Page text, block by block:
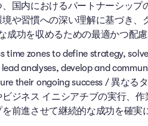
国内におけるパートナーシッ
や習慣への深い理解に基づき、
成功を収めるための最適かつ配
zones to define strategy,
analyses, develop and
their ongoing success / 異なる
ジネス イニシアチブの実行、
前進させて継続的な成功を確